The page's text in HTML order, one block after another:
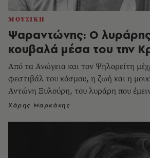
ΜΟΥΣΙΚΗ
Ψαραντώνης: Ο
κουβαλά μέσα του την
Από τα Ανώγεια και τον Ψηλορείτη
φεστιβάλ του κόσμου, η ζωή και η
Αντώνη Ξυλούρη, του λυράρη που
Χάρης Μαρκάκης